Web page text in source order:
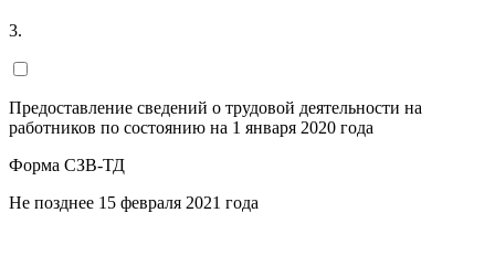
3.
Предоставление сведений о трудовой деятельности на
работников по состоянию на 1 января 2020 года
Форма СЗВ-ТД
Не позднее 15 февраля 2021 года